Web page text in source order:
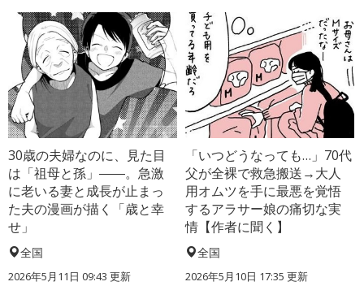
30歳の夫婦なのに、見た目
は「祖母と孫」――。急激
に老いる妻と成長が止まっ
た夫の漫画が描く「歳と幸
せ」
全国
2026年5月11日 09:43 更新
「いつどうなっても…」70代
父が全裸で救急搬送→大人
用オムツを手に最悪を覚悟
するアラサー娘の痛切な実
情【作者に聞く】
全国
2026年5月10日 17:35 更新